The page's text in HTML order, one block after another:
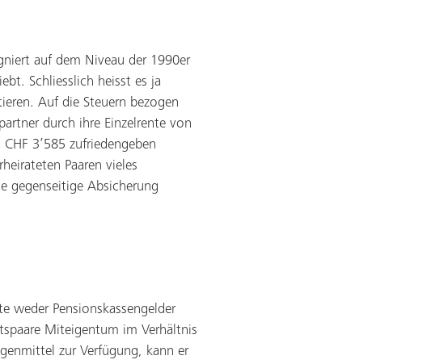
auf dem Niveau der 1990er
Schliesslich heisst es ja
Auf die Steuern bezogen
durch ihre Einzelrente von
3’585 zufriedengeben
Paaren vieles
gegenseitige Absicherung
weder Pensionskassengelder
Miteigentum im Verhältnis
zur Verfügung, kann er